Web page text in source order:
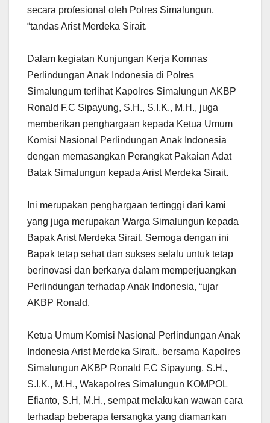
secara profesional oleh Polres Simalungun,
“tandas Arist Merdeka Sirait.
Dalam kegiatan Kunjungan Kerja Komnas
Perlindungan Anak Indonesia di Polres
Simalungum terlihat Kapolres Simalungun AKBP
Ronald F.C Sipayung, S.H., S.I.K., M.H., juga
memberikan penghargaan kepada Ketua Umum
Komisi Nasional Perlindungan Anak Indonesia
dengan memasangkan Perangkat Pakaian Adat
Batak Simalungun kepada Arist Merdeka Sirait.
Ini merupakan penghargaan tertinggi dari kami
yang juga merupakan Warga Simalungun kepada
Bapak Arist Merdeka Sirait, Semoga dengan ini
Bapak tetap sehat dan sukses selalu untuk tetap
berinovasi dan berkarya dalam memperjuangkan
Perlindungan terhadap Anak Indonesia, “ujar
AKBP Ronald.
Ketua Umum Komisi Nasional Perlindungan Anak
Indonesia Arist Merdeka Sirait., bersama Kapolres
Simalungun AKBP Ronald F.C Sipayung, S.H.,
S.I.K., M.H., Wakapolres Simalungun KOMPOL
Efianto, S.H, M.H., sempat melakukan wawan cara
terhadap beberapa tersangka yang diamankan